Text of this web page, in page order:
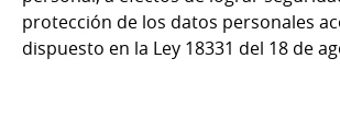
protección de los datos personales
dispuesto en la Ley 18331 del 18 de